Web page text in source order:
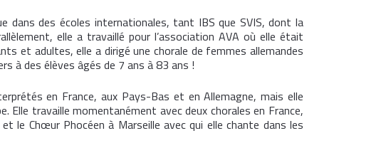
dans des écoles internationales, tant IBS que SVIS, dont la
elle a travaillé pour l’association AVA où elle était
et adultes, elle a dirigé une chorale de femmes allemandes
à des élèves âgés de 7 ans à 83 ans !
en France, aux Pays-Bas et en Allemagne, mais elle
Elle travaille momentanément avec deux chorales en France,
le Chœur Phocéen à Marseille avec qui elle chante dans les